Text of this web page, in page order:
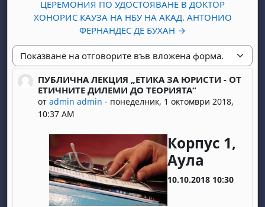
ЦЕРЕМОНИЯ ПО УДОСТОЯВАНЕ В ДОКТОР
ХОНОРИС КАУЗА НА НБУ НА АКАД. АНТОНИО
ФЕРНАНДЕС ДЕ БУХАН →
Начин на показване
ПУБЛИЧНА ЛЕКЦИЯ „ЕТИКА ЗА ЮРИСТИ - ОТ
ЕТИЧНИТЕ ДИЛЕМИ ДО ТЕОРИЯТА“
от admin admin - понеделник, 1 октомври 2018,
10:37 AM
Number of replies: 0
Корпус 1,
Аула
10.10.2018 10:30